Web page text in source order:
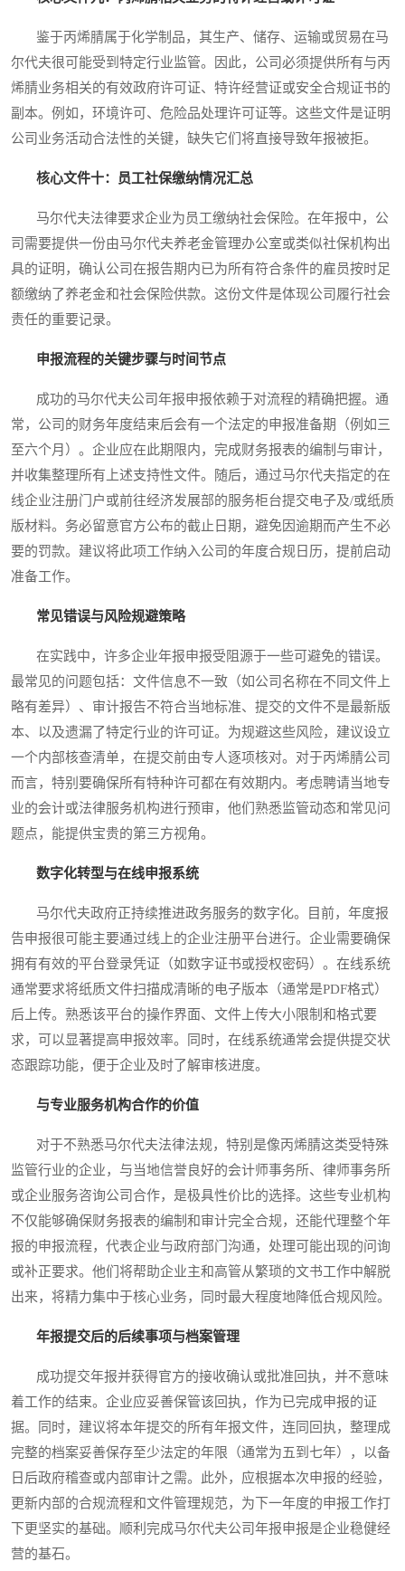
鉴于丙烯腈属于化学制品，其生产、储存、运输或贸易在马
尔代夫很可能受到特定行业监管。因此，公司必须提供所有与丙
烯腈业务相关的有效政府许可证、特许经营证或安全合规证书的
副本。例如，环境许可、危险品处理许可证等。这些文件是证明
公司业务活动合法性的关键，缺失它们将直接导致年报被拒。
核心文件十：员工社保缴纳情况汇总
马尔代夫法律要求企业为员工缴纳社会保险。在年报中，公
司需要提供一份由马尔代夫养老金管理办公室或类似社保机构出
具的证明，确认公司在报告期内已为所有符合条件的雇员按时足
额缴纳了养老金和社会保险供款。这份文件是体现公司履行社会
责任的重要记录。
申报流程的关键步骤与时间节点
成功的马尔代夫公司年报申报依赖于对流程的精确把握。通
常，公司的财务年度结束后会有一个法定的申报准备期（例如三
至六个月）。企业应在此期限内，完成财务报表的编制与审计，
并收集整理所有上述支持性文件。随后，通过马尔代夫指定的在
线企业注册门户或前往经济发展部的服务柜台提交电子及/或纸质
版材料。务必留意官方公布的截止日期，避免因逾期而产生不必
要的罚款。建议将此项工作纳入公司的年度合规日历，提前启动
准备工作。
常见错误与风险规避策略
在实践中，许多企业年报申报受阻源于一些可避免的错误。
最常见的问题包括：文件信息不一致（如公司名称在不同文件上
略有差异）、审计报告不符合当地标准、提交的文件不是最新版
本、以及遗漏了特定行业的许可证。为规避这些风险，建议设立
一个内部核查清单，在提交前由专人逐项核对。对于丙烯腈公司
而言，特别要确保所有特种许可都在有效期内。考虑聘请当地专
业的会计或法律服务机构进行预审，他们熟悉监管动态和常见问
题点，能提供宝贵的第三方视角。
数字化转型与在线申报系统
马尔代夫政府正持续推进政务服务的数字化。目前，年度报
告申报很可能主要通过线上的企业注册平台进行。企业需要确保
拥有有效的平台登录凭证（如数字证书或授权密码）。在线系统
通常要求将纸质文件扫描成清晰的电子版本（通常是PDF格式）
后上传。熟悉该平台的操作界面、文件上传大小限制和格式要
求，可以显著提高申报效率。同时，在线系统通常会提供提交状
态跟踪功能，便于企业及时了解审核进度。
与专业服务机构合作的价值
对于不熟悉马尔代夫法律法规，特别是像丙烯腈这类受特殊
监管行业的企业，与当地信誉良好的会计师事务所、律师事务所
或企业服务咨询公司合作，是极具性价比的选择。这些专业机构
不仅能够确保财务报表的编制和审计完全合规，还能代理整个年
报的申报流程，代表企业与政府部门沟通，处理可能出现的问询
或补正要求。他们将帮助企业主和高管从繁琐的文书工作中解脱
出来，将精力集中于核心业务，同时最大程度地降低合规风险。
年报提交后的后续事项与档案管理
成功提交年报并获得官方的接收确认或批准回执，并不意味
着工作的结束。企业应妥善保管该回执，作为已完成申报的证
据。同时，建议将本年提交的所有年报文件，连同回执，整理成
完整的档案妥善保存至少法定的年限（通常为五到七年），以备
日后政府稽查或内部审计之需。此外，应根据本次申报的经验，
更新内部的合规流程和文件管理规范，为下一年度的申报工作打
下更坚实的基础。顺利完成马尔代夫公司年报申报是企业稳健经
营的基石。